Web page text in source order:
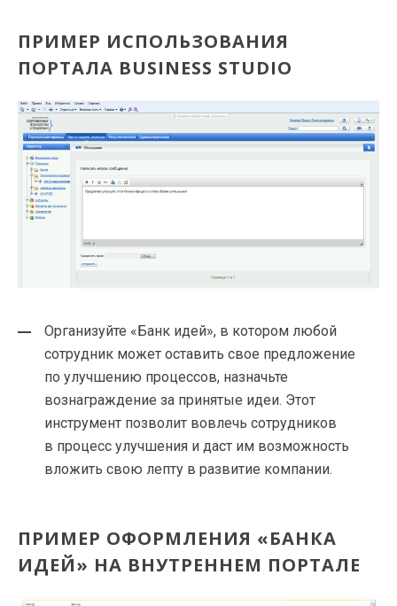
ПРИМЕР ИСПОЛЬЗОВАНИЯ
ПОРТАЛА BUSINESS STUDIO
Организуйте «Банк идей», в котором любой
сотрудник может оставить свое предложение
по улучшению процессов, назначьте
вознаграждение за принятые идеи. Этот
инструмент позволит вовлечь сотрудников
в процесс улучшения и даст им возможность
вложить свою лепту в развитие компании.
ПРИМЕР ОФОРМЛЕНИЯ «БАНКА
ИДЕЙ» НА ВНУТРЕННЕМ ПОРТАЛЕ